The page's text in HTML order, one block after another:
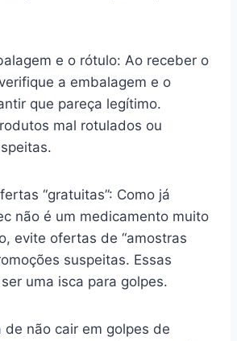
e o rótulo: Ao receber o
a embalagem e o
que pareça legítimo.
mal rotulados ou
“gratuitas”: Como já
não é um medicamento muito
evite ofertas de “amostras
suspeitas. Essas
uma isca para golpes.
de não cair em golpes de